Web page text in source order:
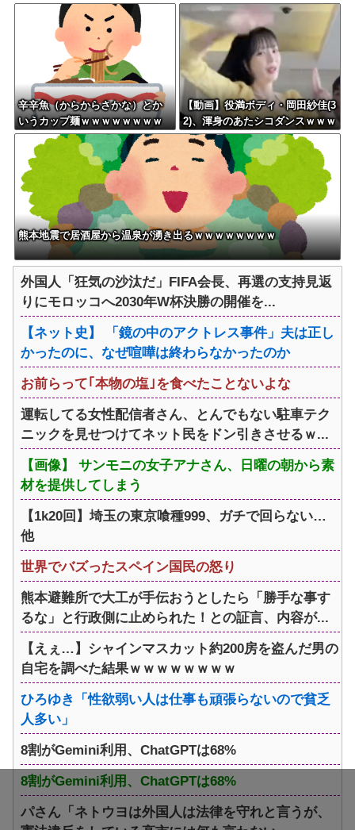
う・・・
い
辛辛魚（からからさかな）とか
いうカップ麺ｗｗｗｗｗｗｗｗ
ｗｗ
【動画】役満ボディ・岡田紗佳(3
2)、渾身のあたシコダンスｗｗｗ
ｗｗｗ
熊本地震で居酒屋から温泉が湧き出るｗｗｗｗｗｗｗｗ
外国人「狂気の沙汰だ」FIFA会長、再選の支持見返
りにモロッコへ2030年W杯決勝の開催を...
【ネット史】 「鏡の中のアクトレス事件」夫は正し
かったのに、なぜ喧嘩は終わらなかったのか
お前らって｢本物の塩｣を食べたことないよな
運転してる女性配信者さん、とんでもない駐車テク
ニックを見せつけてネット民をドン引きさせるｗ...
【画像】 サンモニの女子アナさん、日曜の朝から素
材を提供してしまう
【1k20回】埼玉の東京喰種999、ガチで回らない…
他
世界でバズったスペイン国民の怒り
熊本避難所で大工が手伝おうとしたら「勝手な事す
るな」と行政側に止められた！との証言、内容が...
【えぇ…】シャインマスカット約200房を盗んだ男の
自宅を調べた結果ｗｗｗｗｗｗｗｗ
ひろゆき「性欲弱い人は仕事も頑張らないので貧乏
人多い」
8割がGemini利用、ChatGPTは68%
8割がGemini利用、ChatGPTは68%
パさん「ネトウヨは外国人は法律を守れと言うが、